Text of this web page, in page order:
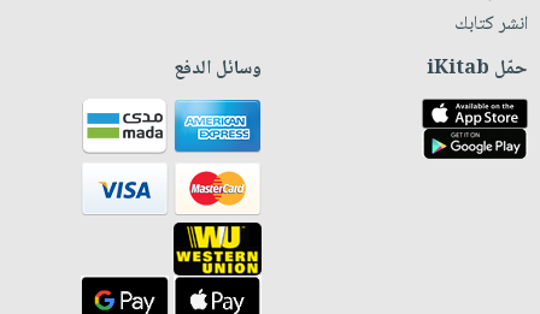
انشر كتابك
حمّل iKitab وسائل الدفع